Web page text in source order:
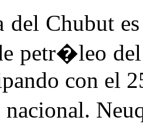
del Chubut
petr�leo
con el